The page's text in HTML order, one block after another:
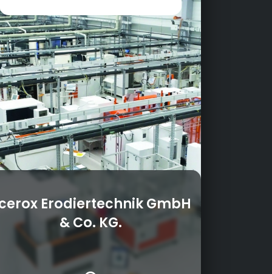
Erodiertechnik GmbH
& Co. KG.